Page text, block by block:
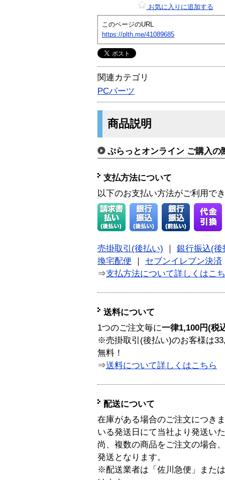
お気に入りに追加する
このページのURL
https://plth.me/41089685
関連カテゴリ
PCパーツ
商品説明
ぷらっとオンライン ご購入の
支払方法について
以下のお支払い方法がご利用で
売掛取引(後払い)
銀行振込(後
換宅配便
セブンイレブン決済
⇒支払方法について詳しくはこ
送料について
1つのご注文毎に一律1,100円(税
※売掛取引(後払い)のお客様は
無料！
⇒送料について詳しくはこちら
配送について
在庫がある場合のご注文につき
いる発送日にて当社より発送い
尚、複数の商品をご注文の場合
発送となります。
※配送業者は「佐川急便」また